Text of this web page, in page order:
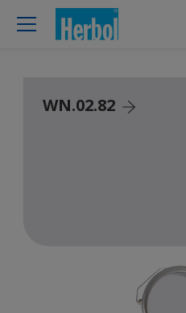
WN.02.82